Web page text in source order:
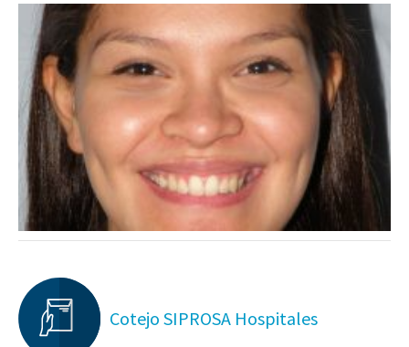
Cotejo SIPROSA Hospitales